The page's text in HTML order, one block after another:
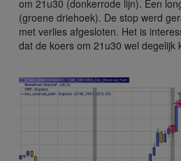
om 21u30 (donkerrode lijn). Een
(groene driehoek). De stop werd
met verlies afgesloten. Het is
dat de koers om 21u30 wel degelijk